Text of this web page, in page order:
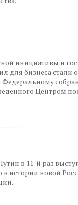
инициативы и
для бизнеса
Центром
в 11-й раз
истории новой